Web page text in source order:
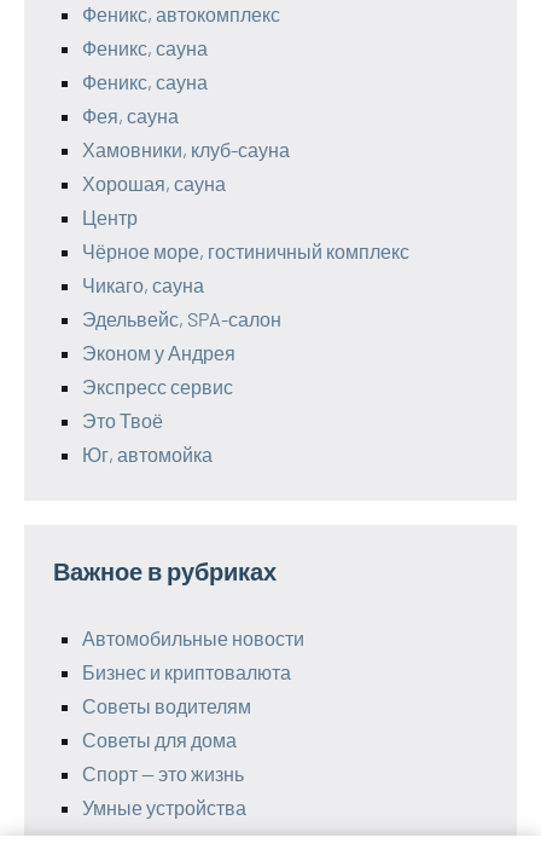
Феникс, автокомплекс
Феникс, сауна
Феникс, сауна
Фея, сауна
Хамовники, клуб-сауна
Хорошая, сауна
Центр
Чёрное море, гостиничный комплекс
Чикаго, сауна
Эдельвейс, SPA-салон
Эконом у Андрея
Экспресс сервис
Это Твоё
Юг, автомойка
Важное в рубриках
Автомобильные новости
Бизнес и криптовалюта
Советы водителям
Советы для дома
Спорт — это жизнь
Умные устройства